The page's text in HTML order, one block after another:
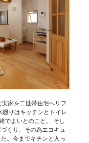
家を二世帯住宅へリフ
廻りはキッチンとトイレ
でよいとのこと。 そし
くり、その為エコキュ
。今までキチンと入っ